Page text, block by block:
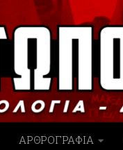
ΑΡΘΡΟΓΡΑΦΙΑ